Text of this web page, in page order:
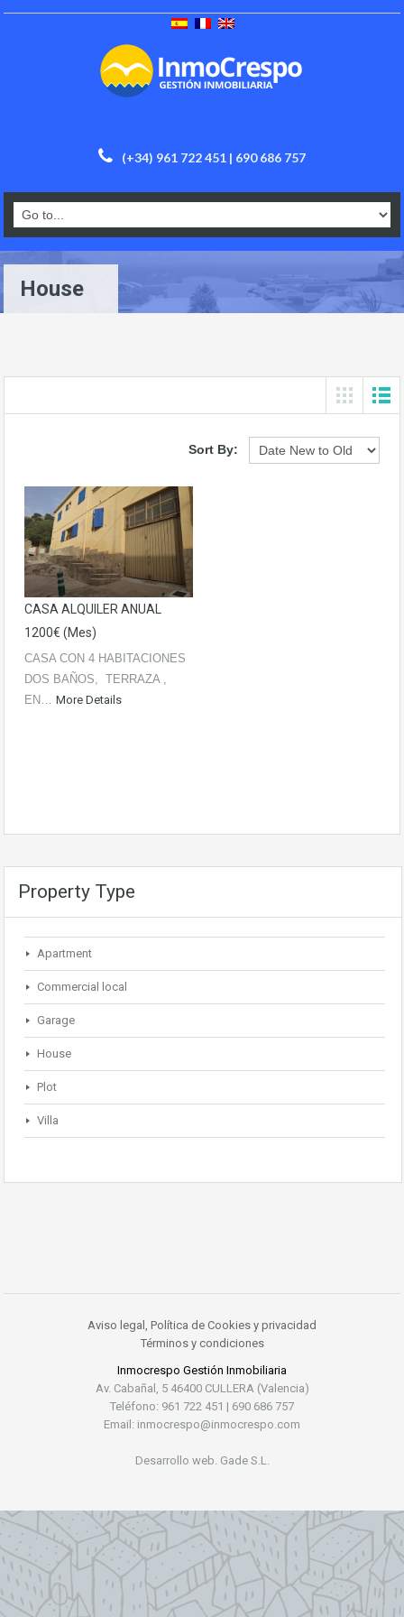
(+34) 961 722 451 | 690 686 757
House
Sort By:
CASA ALQUILER ANUAL
1200€ (mes)
CASA CON 4 HABITACIONES
DOS BAÑOS, TERRAZA ,
EN… More Details
Property Type
Apartment
Commercial local
Garage
House
Plot
Villa
Aviso legal, Política de Cookies y privacidad
Términos y condiciones
Inmocrespo Gestión Inmobiliaria
Av. Cabañal, 5 46400 CULLERA (Valencia)
Teléfono: 961 722 451 | 690 686 757
Email: inmocrespo@inmocrespo.com
Desarrollo web. Gade S.L.